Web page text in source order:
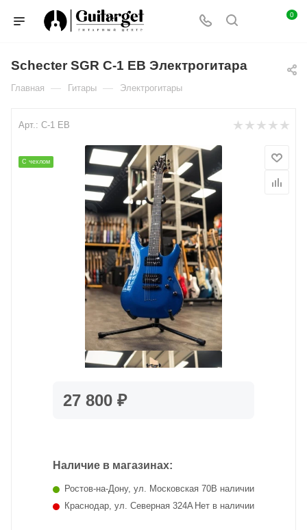
0
Schecter SGR C-1 EB Электрогитара
Главная — Гитары — Электрогитары
Арт.: C-1 EB
С чехлом
27 800 ₽
Наличие в магазинах:
Краснодар, ул. Северная 324А Нет в наличии
Ростов-на-Дону, ул. Московская 70В наличии